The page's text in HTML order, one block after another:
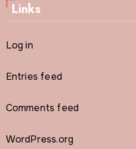
Links
Log in
Entries feed
Comments feed
WordPress.org